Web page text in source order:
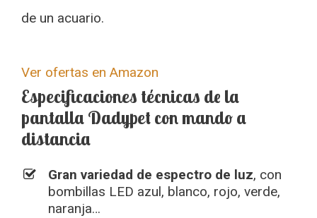
de un acuario.
Ver ofertas en Amazon
Especificaciones técnicas de la
pantalla Dadypet con mando a
distancia
Gran variedad de espectro de luz, con
bombillas LED azul, blanco, rojo, verde,
naranja…